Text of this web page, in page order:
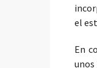
el
En
unos